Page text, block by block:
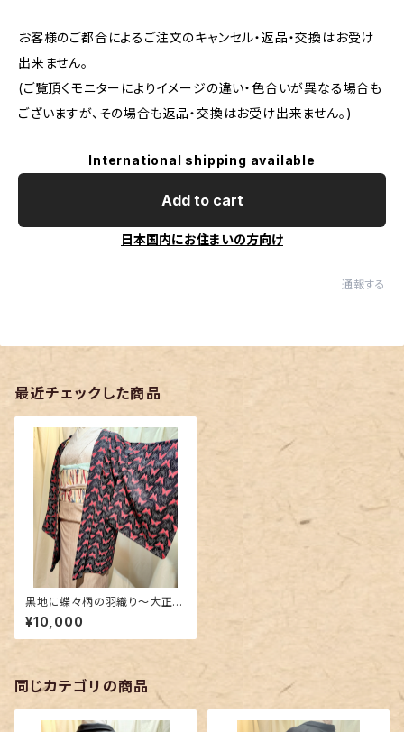
お客様のご都合によるご注文のキャンセル・返品・交換はお受け
出来ません。
(ご覧頂くモニターによりイメージの違い・色合いが異なる場合も
ございますが、その場合も返品・交換はお受け出来ません。)
International shipping available
Add to cart
日本国内にお住まいの方向け
通報する
最近チェックした商品
黒地に蝶々柄の羽織り〜大正ロ
マンな裏地〜
¥10,000
同じカテゴリの商品